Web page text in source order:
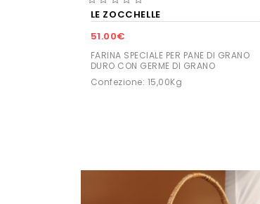
LE ZOCCHELLE
51.00€
FARINA SPECIALE PER PANE DI GRANO
DURO CON GERME DI GRANO
Confezione: 15,00Kg